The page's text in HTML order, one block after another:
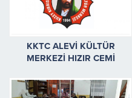
KKTC ALEVİ KÜLTÜR
MERKEZİ HIZIR CEMİ